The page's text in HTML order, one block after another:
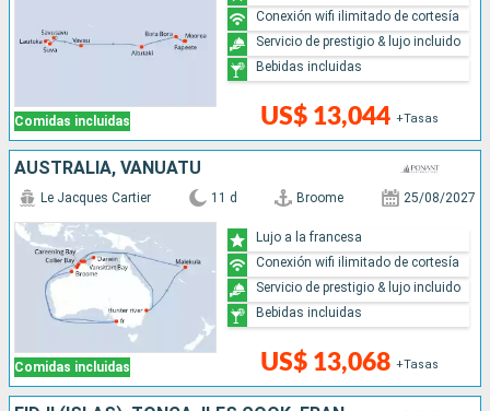
Comidas incluidas US$ 13,044 +Tasas
Conexión wifi ilimitado de cortesía
Servicio de prestigio & lujo incluido
Bebidas incluidas
AUSTRALIA, VANUATU
Comidas incluidas
Le Jacques Cartier 11 d Broome 25/08/2027
US$ 13,068 +Tasas
Lujo a la francesa
Conexión wifi ilimitado de cortesía
Servicio de prestigio & lujo incluido
Bebidas incluidas